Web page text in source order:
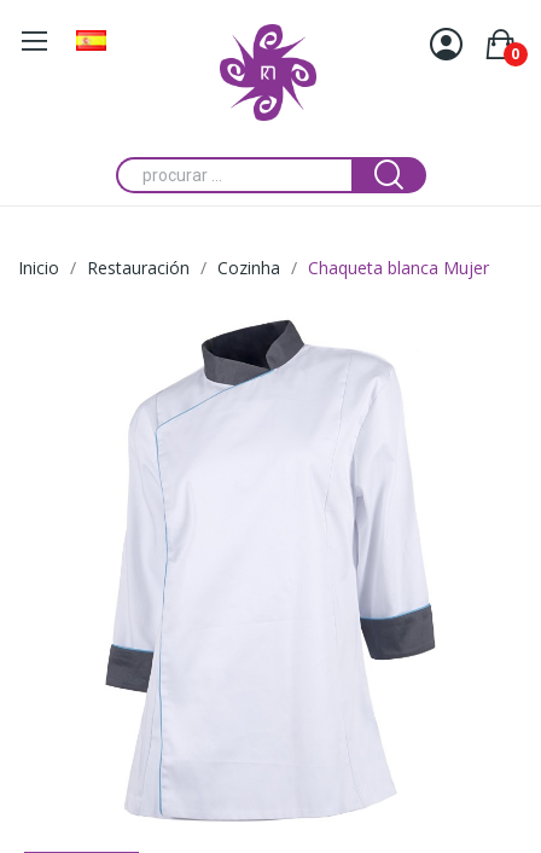
0
Inicio Restauración Cozinha Chaqueta blanca Mujer